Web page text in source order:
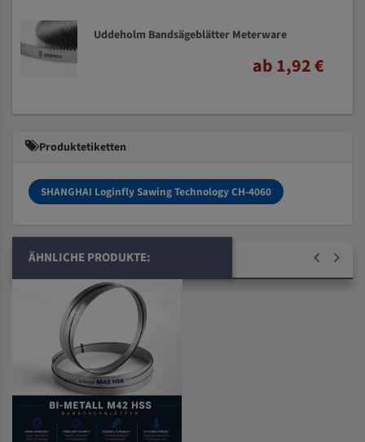
Uddeholm Bandsägeblätter Meterware
ab 1,92 €
Produktetiketten
SHANGHAI Loginfly Sawing Technology CH-4060
ÄHNLICHE PRODUKTE: